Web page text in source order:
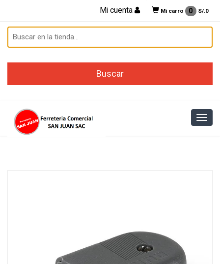
Mi cuenta Mi carro 0 S/.0